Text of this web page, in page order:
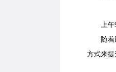
上午9
随着踏
方式来提